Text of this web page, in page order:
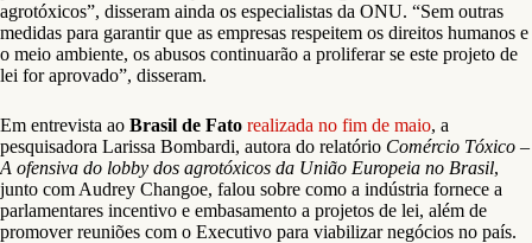
agrotóxicos”, disseram ainda os especialistas da ONU. “Sem outras
medidas para garantir que as empresas respeitem os direitos humanos e
o meio ambiente, os abusos continuarão a proliferar se este projeto de
lei for aprovado”, disseram.
Em entrevista ao Brasil de Fato realizada no fim de maio, a
pesquisadora Larissa Bombardi, autora do relatório Comércio Tóxico –
A ofensiva do lobby dos agrotóxicos da União Europeia no Brasil,
junto com Audrey Changoe, falou sobre como a indústria fornece a
parlamentares incentivo e embasamento a projetos de lei, além de
promover reuniões com o Executivo para viabilizar negócios no país.